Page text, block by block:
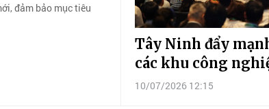
đảm bảo mục tiêu
Tây Ninh đẩy
các khu công
10/07/2026 12:15